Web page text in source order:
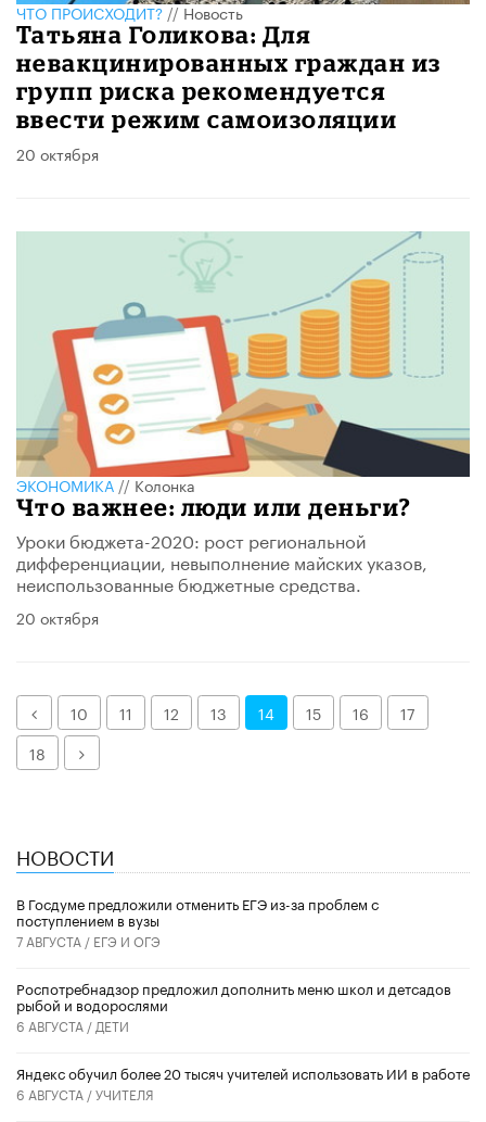
ЧТО ПРОИСХОДИТ?//Новость
Татьяна Голикова: Для
невакцинированных граждан из
групп риска рекомендуется
ввести режим самоизоляции
20 октября
ЭКОНОМИКА//Колонка
Что важнее: люди или деньги?
Уроки бюджета-2020: рост региональной
дифференциации, невыполнение майских указов,
неиспользованные бюджетные средства.
20 октября
Назад10 11 12 13 14 15 16
17
18
Далее
НОВОСТИ
В Госдуме предложили отменить ЕГЭ из-за проблем с
поступлением в вузы
7 АВГУСТА / ЕГЭ И ОГЭ
Роспотребнадзор предложил дополнить меню школ и детсадов
рыбой и водорослями
6 АВГУСТА / ДЕТИ
​Яндекс обучил более 20 тысяч учителей использовать ИИ в работе
6 АВГУСТА /УЧИТЕЛЯ